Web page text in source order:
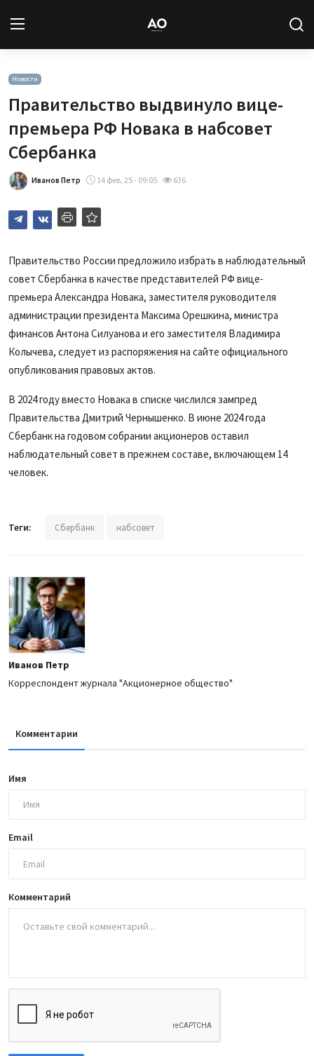
Новости
Статьи
Авторы
Архив
База знаний
Подписка
Новости
Правительство выдвинуло вице-
премьера РФ Новака в набсовет
Сбербанка
Иванов Петр 14 фев, 25 - 09:05 636
Правительство России предложило избрать в наблюдательный
совет Сбербанка в качестве представителей РФ вице-
премьера Александра Новака, заместителя руководителя
администрации президента Максима Орешкина, министра
финансов Антона Силуанова и его заместителя Владимира
Колычева, следует из распоряжения на сайте официального
опубликования правовых актов.
В 2024 году вместо Новака в списке числился зампред
Правительства Дмитрий Чернышенко. В июне 2024 года
Сбербанк на годовом собрании акционеров оставил
наблюдательный совет в прежнем составе, включающем 14
человек.
Теги: Сбербанк набсовет
Иванов Петр
Корреспондент журнала "Акционерное общество"
Комментарии
Имя
Email
Комментарий